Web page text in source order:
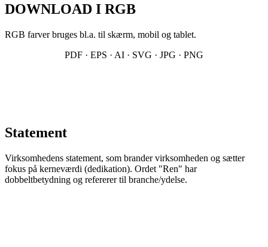
DOWNLOAD I RGB
RGB farver bruges bl.a. til skærm, mobil og tablet.
PDF · EPS · AI · SVG · JPG · PNG
Statement
Virksomhedens statement, som brander virksomheden og sætter
fokus på kerneværdi (dedikation). Ordet "Ren" har
dobbeltbetydning og refererer til branche/ydelse.